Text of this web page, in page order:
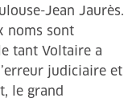
Jean Jaurès.
noms sont
tant Voltaire a
judiciaire et
le grand